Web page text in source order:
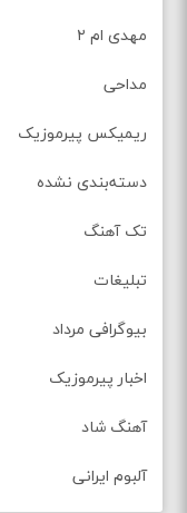
مهدی ام ۲
مداحی
ریمیکس پیرموزیک
دسته‌بندی نشده
تک آهنگ
تبلیغات
بیوگرافی مرداد
اخبار پیرموزیک
آهنگ شاد
آلبوم ایرانی